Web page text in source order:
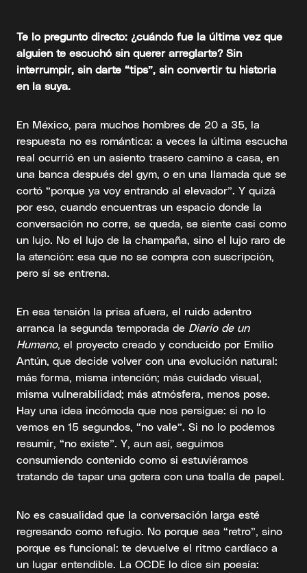
Te lo pregunto directo: ¿cuándo fue la última vez que
alguien te escuchó sin querer arreglarte? Sin
interrumpir, sin darte “tips”, sin convertir tu historia
en la suya.
En México, para muchos hombres de 20 a 35, la
respuesta no es romántica: a veces la última escucha
real ocurrió en un asiento trasero camino a casa, en
una banca después del gym, o en una llamada que se
cortó “porque ya voy entrando al elevador”. Y quizá
por eso, cuando encuentras un espacio donde la
conversación no corre, se queda, se siente casi como
un lujo. No el lujo de la champaña, sino el lujo raro de
la atención: esa que no se compra con suscripción,
pero sí se entrena.
En esa tensión la prisa afuera, el ruido adentro
arranca la segunda temporada de Diario de un
Humano, el proyecto creado y conducido por Emilio
Antún, que decide volver con una evolución natural:
más forma, misma intención; más cuidado visual,
misma vulnerabilidad; más atmósfera, menos pose.
Hay una idea incómoda que nos persigue: si no lo
vemos en 15 segundos, “no vale”. Si no lo podemos
resumir, “no existe”. Y, aun así, seguimos
consumiendo contenido como si estuviéramos
tratando de tapar una gotera con una toalla de papel.
No es casualidad que la conversación larga esté
regresando como refugio. No porque sea “retro”, sino
porque es funcional: te devuelve el ritmo cardíaco a
un lugar entendible. La OCDE lo dice sin poesía: